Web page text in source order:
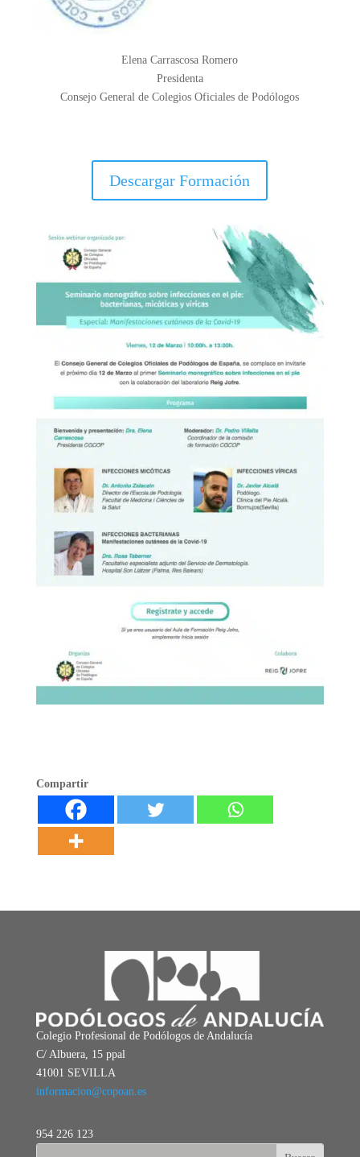
Elena Carrascosa Romero
Presidenta
Consejo General de Colegios Oficiales de Podólogos
Descargar Formación
Compartir
Colegio Profesional de Podólogos de Andalucía
C/ Albuera, 15 ppal
41001 SEVILLA
informacion@copoan.es
954 226 123